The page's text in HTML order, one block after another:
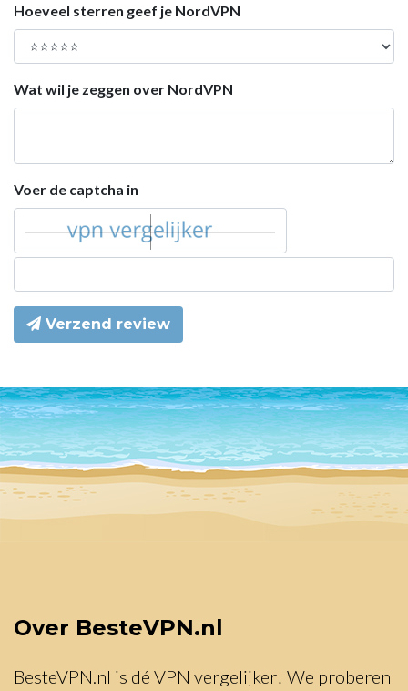
Hoeveel sterren geef je NordVPN
Wat wil je zeggen over NordVPN
Voer de captcha in
Verzend review
Over BesteVPN.nl
BesteVPN.nl is dé VPN vergelijker! We proberen